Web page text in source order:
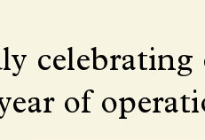
celebrating
of